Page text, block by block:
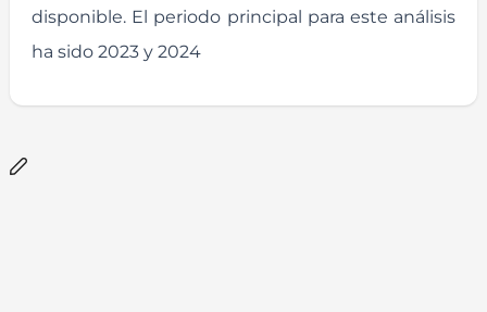
disponible. El periodo principal para este análisis
ha sido 2023 y 2024